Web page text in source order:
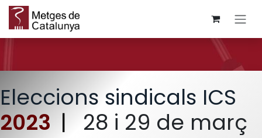
Skip to Content
Eleccions sindicals ICS
2023 | 28 i 29 de març